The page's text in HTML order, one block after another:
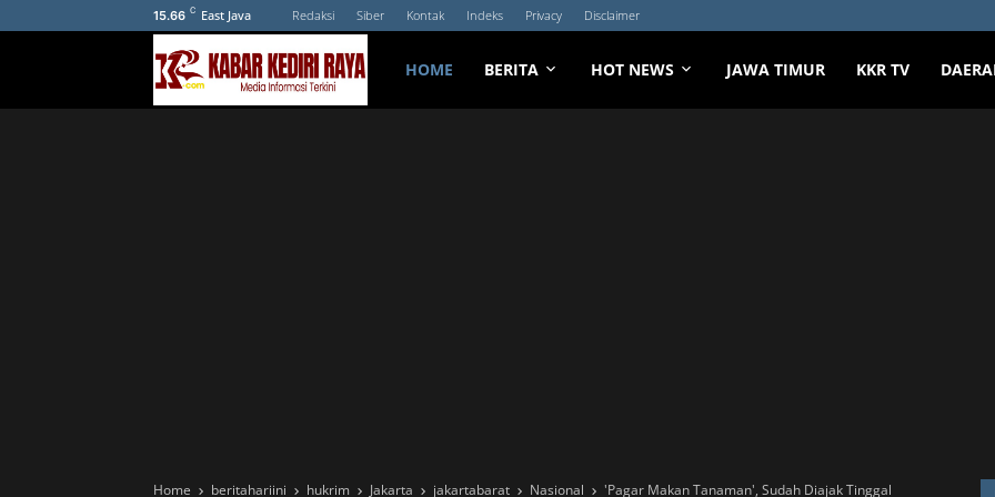
15.66 C East Java Redaksi Siber Kontak Indeks Privacy Disclaimer
HOME BERITA HOT NEWS JAWA TIMUR KKR TV
Home beritahariini hukrim Jakarta jakartabarat Nasional
'Pagar Makan Tanaman', Sudah Diajak Tinggal